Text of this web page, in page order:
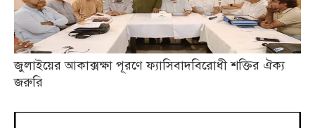
জুলাইয়ের আকাক্সক্ষা পূরণে ফ্যাসিবাদবিরোধী শক্তির ঐক্য
জরুরি